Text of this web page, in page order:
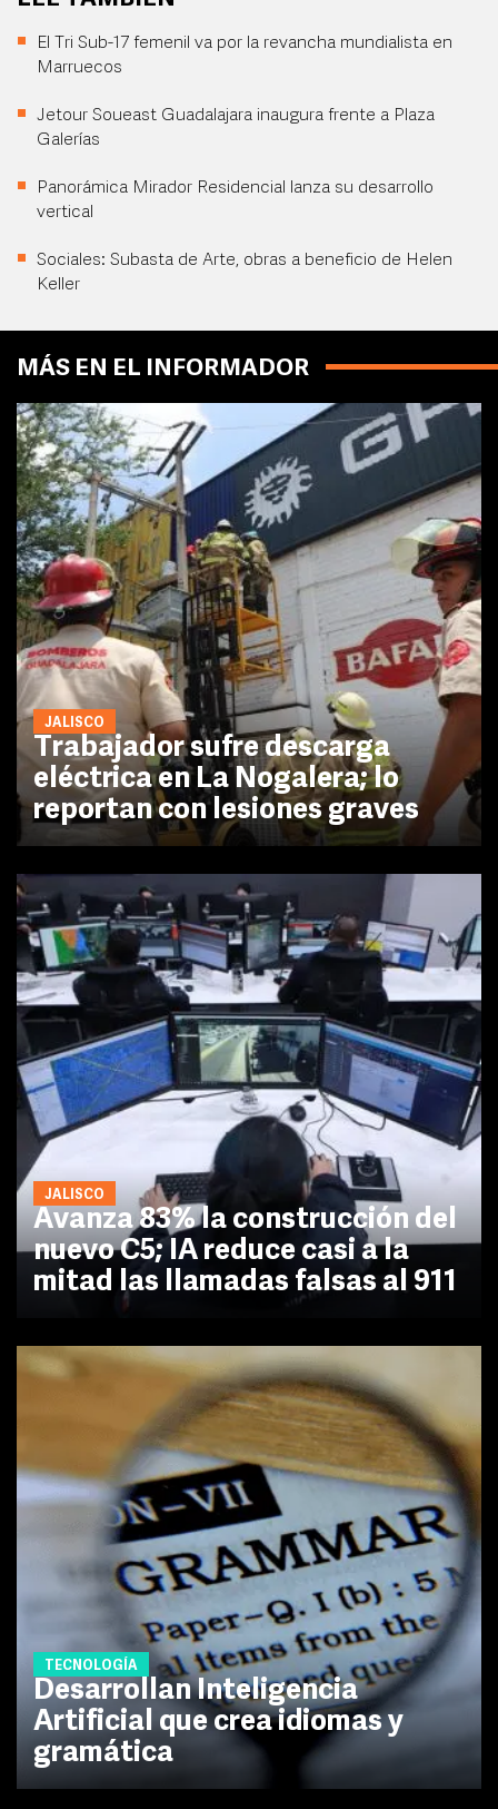
El Tri Sub-17 femenil va por la revancha mundialista en
Marruecos
Jetour Soueast Guadalajara inaugura frente a Plaza
Galerías
Panorámica Mirador Residencial lanza su desarrollo
vertical
Sociales: Subasta de Arte, obras a beneficio de Helen
Keller
MÁS EN EL INFORMADOR
JALISCO
Trabajador sufre descarga
eléctrica en La Nogalera; lo
reportan con lesiones graves
JALISCO
Avanza 83% la construcción del
nuevo C5; IA reduce casi a la
mitad las llamadas falsas al 911
TECNOLOGÍA
Desarrollan Inteligencia
Artificial que crea idiomas y
gramática